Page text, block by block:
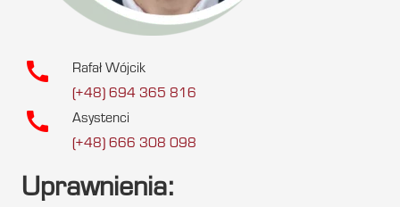
call
Rafał Wójcik
(+48) 694 365 816
call
Asystenci
(+48) 666 308 098
Uprawnienia: